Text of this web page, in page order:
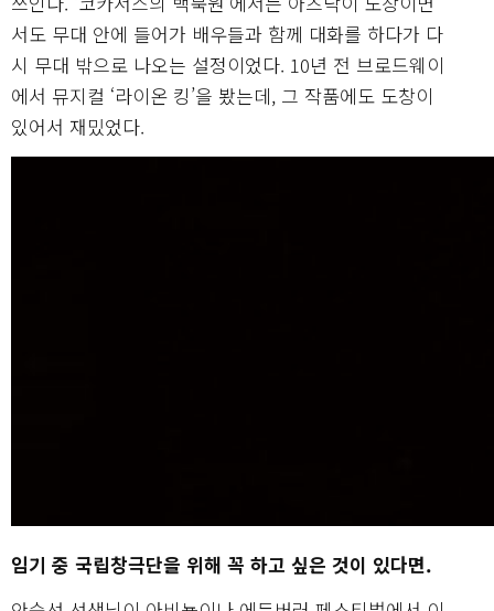
서도 무대 안에 들어가 배우들과 함께 대화를 하다가 다
시 무대 밖으로 나오는 설정이었다. 10년 전 브로드웨이
에서 뮤지컬 ‘라이온 킹’을 봤는데, 그 작품에도 도창이
있어서 재밌었다.
임기 중 국립창극단을 위해 꼭 하고 싶은 것이 있다면.